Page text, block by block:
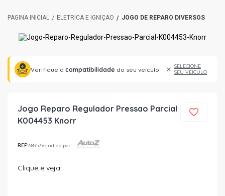
ELÉTRICA E IGNIÇÃO JOGO DE REPARO DIVERSOS
Verifique a compatibilidade do seu veículo
SELECIONE
SEU VEÍCULO
Jogo Reparo Regulador Pressao Parcial
K004453 Knorr
REF:68957Vendido por:
Clique e veja!